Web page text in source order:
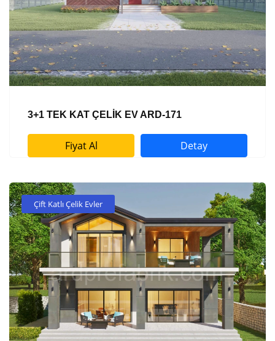
3+1 TEK KAT ÇELİK EV ARD-171
Fiyat Al Detay
Çift Katlı Çelik Evler